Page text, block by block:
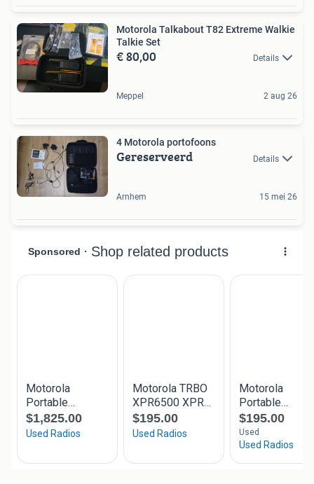
Motorola Talkabout T82 Extreme Walkie
Talkie Set
€ 80,00 Details
Meppel 2 aug 26
4 Motorola portofoons
Gereserveerd Details
Arnhem 15 mei 26